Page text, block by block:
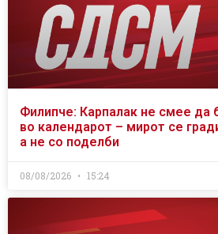
Филипче: Карпалак не смее да
во календарот – мирот се
а не со поделби
08/08/2026 15:24